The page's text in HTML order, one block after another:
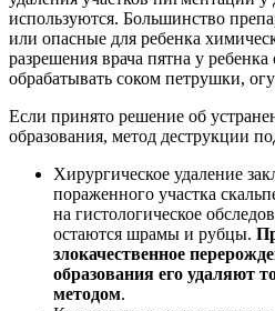
используются. Большинство
или опасные для ребенка
разрешения врача пятна у
обрабатывать соком петрушки,
Если принято решение об
образования, метод деструкции
Хирургическое удаление
пораженного участка
на гистологическое
остаются шрамы и рубцы.
злокачественное
образования его удаляют
методом.